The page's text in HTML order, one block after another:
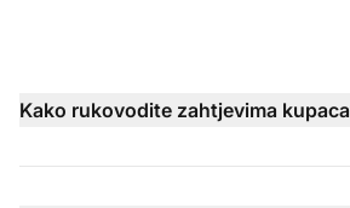
Kako rukovodite zahtjevima